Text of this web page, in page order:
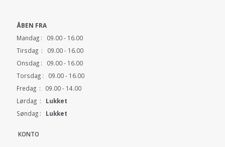
ÅBEN FRA
Mandag : 09.00 - 16.00
Tirsdag : 09.00 - 16.00
Onsdag : 09.00 - 16.00
Torsdag : 09.00 - 16.00
Fredag : 09.00 - 14.00
Lørdag : Lukket
Søndag : Lukket
KONTO